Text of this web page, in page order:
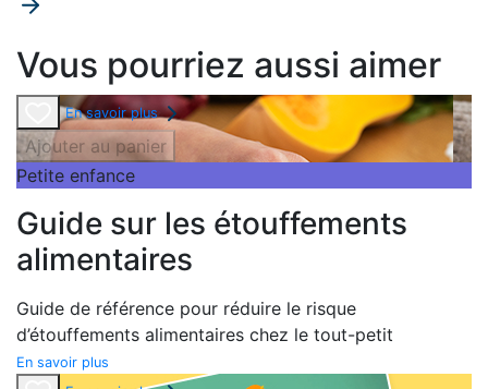
Vous pourriez aussi aimer
En savoir plus
Ajouter au panier
Petite enfance
Guide sur les étouffements
alimentaires
Guide de référence pour réduire le risque
d’étouffements alimentaires chez le tout-petit
En savoir plus